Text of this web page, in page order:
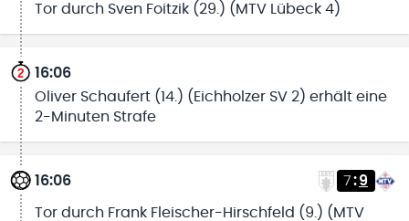
Tor durch Sven Foitzik (29.) (MTV Lübeck 4)
16:06
Oliver Schaufert (14.) (Eichholzer SV 2) erhält eine
2-Minuten Strafe
16:06 7:9
Tor durch Frank Fleischer-Hirschfeld (9.) (MTV